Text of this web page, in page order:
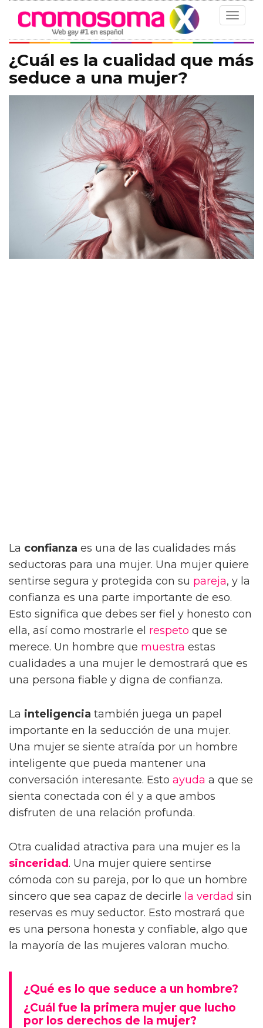
Toggle
¿Cuál es la cualidad que más
seduce a una mujer?
La confianza es una de las cualidades más
seductoras para una mujer. Una mujer quiere
sentirse segura y protegida con su pareja, y la
confianza es una parte importante de eso.
Esto significa que debes ser fiel y honesto con
ella, así como mostrarle el respeto que se
merece. Un hombre que muestra estas
cualidades a una mujer le demostrará que es
una persona fiable y digna de confianza.
La inteligencia también juega un papel
importante en la seducción de una mujer.
Una mujer se siente atraída por un hombre
inteligente que pueda mantener una
conversación interesante. Esto ayuda a que se
sienta conectada con él y a que ambos
disfruten de una relación profunda.
Otra cualidad atractiva para una mujer es la
sinceridad . Una mujer quiere sentirse
cómoda con su pareja, por lo que un hombre
sincero que sea capaz de decirle la verdad sin
reservas es muy seductor. Esto mostrará que
es una persona honesta y confiable, algo que
la mayoría de las mujeres valoran mucho.
¿Qué es lo que seduce a un hombre?
¿Cuál fue la primera mujer que lucho
por los derechos de la mujer?